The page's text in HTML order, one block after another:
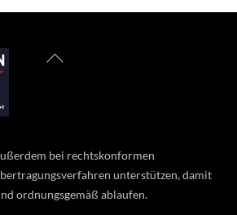
Back
bei rechtskonformen
unterstützen, damit
ordnungsgemäß ablaufen.